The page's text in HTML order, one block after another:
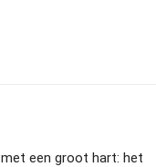
een groot hart: het